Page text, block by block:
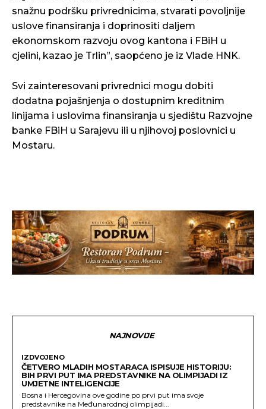
snažnu podršku privrednicima, stvarati povoljnije
uslove finansiranja i doprinositi daljem
ekonomskom razvoju ovog kantona i FBiH u
cjelini, kazao je Trlin”, saopćeno je iz Vlade HNK.
Svi zainteresovani privrednici mogu dobiti
dodatna pojašnjenja o dostupnim kreditnim
linijama i uslovima finansiranja u sjedištu Razvojne
banke FBiH u Sarajevu ili u njihovoj poslovnici u
Mostaru.
NAJNOVIJE
IZDVOJENO
ČETVERO MLADIH MOSTARACA ISPISUJE HISTORIJU:
BIH PRVI PUT IMA PREDSTAVNIKE NA OLIMPIJADI IZ
UMJETNE INTELIGENCIJE
Bosna i Hercegovina ove godine po prvi put ima svoje
predstavnike na Međunarodnoj olimpijadi...